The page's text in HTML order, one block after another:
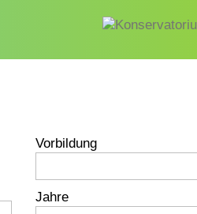
Vorbildung
Jahre